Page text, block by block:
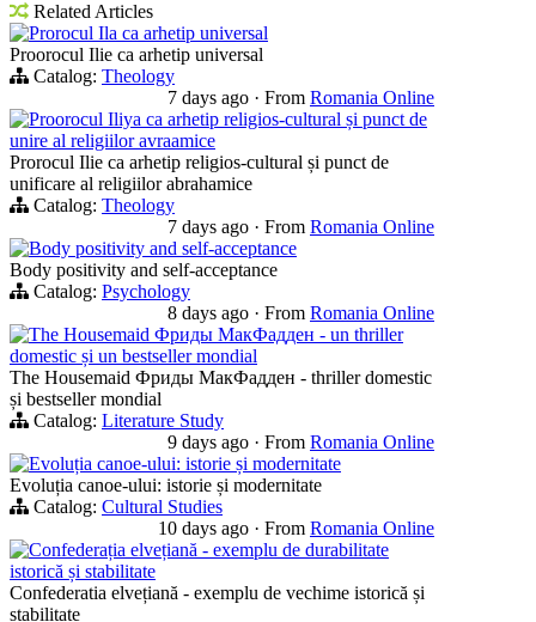
Related Articles
Prorocul Ila ca arhetip universal
Proorocul Ilie ca arhetip universal
Catalog: Theology
7 days ago · From Romania Online
Proorocul Iliya ca arhetip religios-cultural și punct de
unire al religiilor avraamice
Prorocul Ilie ca arhetip religios-cultural și punct de
unificare al religiilor abrahamice
Catalog: Theology
7 days ago · From Romania Online
Body positivity and self-acceptance
Body positivity and self-acceptance
Catalog: Psychology
8 days ago · From Romania Online
The Housemaid Фриды МакФадден - un thriller
domestic și un bestseller mondial
The Housemaid Фриды МакФадден - thriller domestic
și bestseller mondial
Catalog: Literature Study
9 days ago · From Romania Online
Evoluția canoe-ului: istorie și modernitate
Evoluția canoe-ului: istorie și modernitate
Catalog: Cultural Studies
10 days ago · From Romania Online
Confederația elvețiană - exemplu de durabilitate
istorică și stabilitate
Confederatia elvețiană - exemplu de vechime istorică și
stabilitate